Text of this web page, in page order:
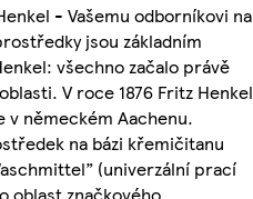
- Vašemu odborníkovi na
jsou základním
všechno začalo právě
V roce 1876 Fritz Henkel
v německém Aachenu.
na bázi křemičitanu
(univerzální prací
oblast značkového